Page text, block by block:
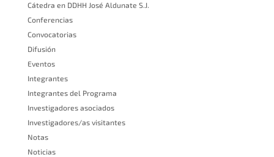
Cátedra en DDHH José Aldunate S.J.
Conferencias
Convocatorias
Difusión
Eventos
Integrantes
Integrantes del Programa
Investigadores asociados
Investigadores/as visitantes
Notas
Noticias